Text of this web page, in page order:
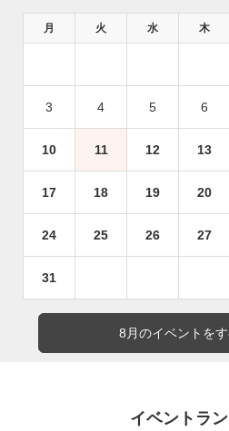
月 火 水 木
3 4 5 6
10 11 12 13
17 18 19 20
24 25 26 27
31
8月のイベントを
イベントラ